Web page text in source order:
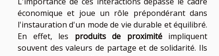
économique et joue un rôle prépondérant dans
l'instauration d'un mode de vie durable et équilibré.
En effet, les produits de proximitéimpliquent
souvent des valeurs de partage et de solidarité. Ils